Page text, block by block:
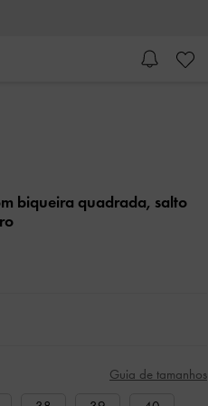
biqueira quadrada, salto
Guia de tamanhos